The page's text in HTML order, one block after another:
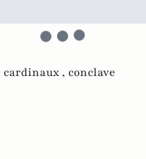
cardinaux , conclave